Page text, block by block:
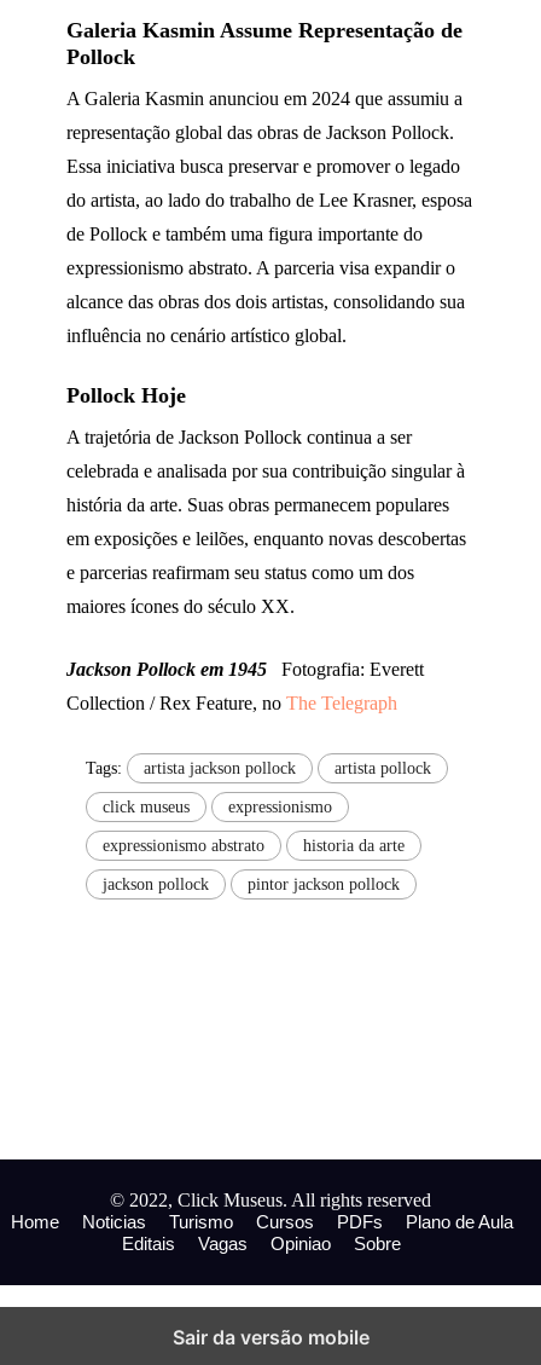
Galeria Kasmin Assume Representação de
Pollock
A Galeria Kasmin anunciou em 2024 que assumiu a
representação global das obras de Jackson Pollock.
Essa iniciativa busca preservar e promover o legado
do artista, ao lado do trabalho de Lee Krasner, esposa
de Pollock e também uma figura importante do
expressionismo abstrato. A parceria visa expandir o
alcance das obras dos dois artistas, consolidando sua
influência no cenário artístico global.
Pollock Hoje
A trajetória de Jackson Pollock continua a ser
celebrada e analisada por sua contribuição singular à
história da arte. Suas obras permanecem populares
em exposições e leilões, enquanto novas descobertas
e parcerias reafirmam seu status como um dos
maiores ícones do século XX.
Jackson Pollock em 1945 Fotografia: Everett
Collection / Rex Feature, no The Telegraph
Tags: artista jackson pollock artista pollock
click museus expressionismo
expressionismo abstrato historia da arte
jackson pollock pintor jackson pollock
© 2022, Click Museus. All rights reserved
Home
Noticias Turismo Cursos PDFs
Plano de Aula
Editais
Vagas Opiniao Sobre
Sair da versão mobile